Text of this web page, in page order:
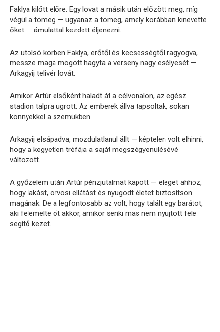
Faklya kilőtt előre. Egy lovat a másik után előzött meg, míg
végül a tömeg — ugyanaz a tömeg, amely korábban kinevette
őket — ámulattal kezdett éljenezni.
Az utolsó körben Faklya, erőtől és kecsességtől ragyogva,
messze maga mögött hagyta a verseny nagy esélyesét —
Arkagyij telivér lovát.
Amikor Artúr elsőként haladt át a célvonalon, az egész
stadion talpra ugrott. Az emberek állva tapsoltak, sokan
könnyekkel a szemükben.
Arkagyij elsápadva, mozdulatlanul állt — képtelen volt elhinni,
hogy a kegyetlen tréfája a saját megszégyenülésévé
változott.
A győzelem után Artúr pénzjutalmat kapott — eleget ahhoz,
hogy lakást, orvosi ellátást és nyugodt életet biztosítson
magának. De a legfontosabb az volt, hogy talált egy barátot,
aki felemelte őt akkor, amikor senki más nem nyújtott felé
segítő kezet.